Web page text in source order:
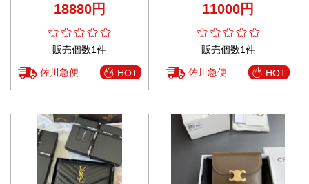
18880円
販売個数1件
佐川急便 HOT
11000円
販売個数1件
佐川急便 HOT